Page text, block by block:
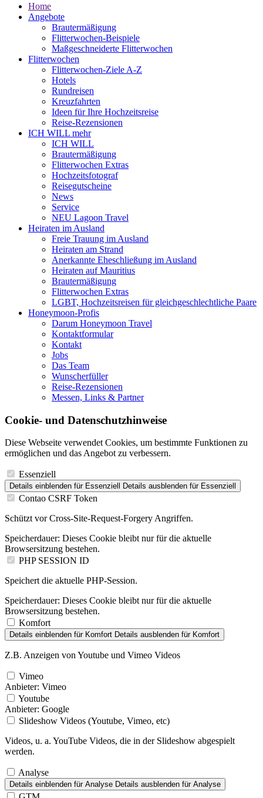
Home
Angebote
Brautermäßigung
Flitterwochen-Beispiele
Maßgeschneiderte Flitterwochen
Flitterwochen
Flitterwochen-Ziele A-Z
Hotels
Rundreisen
Kreuzfahrten
Ideen für Ihre Hochzeitsreise
Reise-Rezensionen
ICH WILL mehr
ICH WILL
Brautermäßigung
Flitterwochen Extras
Hochzeitsfotograf
Reisegutscheine
News
Service
NEU Lagoon Travel
Heiraten im Ausland
Freie Trauung im Ausland
Heiraten am Strand
Anerkannte Eheschließung im Ausland
Heiraten auf Mauritius
Brautermäßigung
Flitterwochen Extras
LGBT, Hochzeitsreisen für gleichgeschlechtliche Paare
Honeymoon-Profis
Darum Honeymoon Travel
Kontaktformular
Kontakt
Jobs
Das Team
Wunscherfüller
Reise-Rezensionen
Messen, Links & Partner
Cookie- und Datenschutzhinweise
Diese Webseite verwendet Cookies, um bestimmte Funktionen zu
ermöglichen und das Angebot zu verbessern.
Essenziell
Details einblenden für Essenziell Details ausblenden für Essenziell
Contao CSRF Token
Schützt vor Cross-Site-Request-Forgery Angriffen.
Speicherdauer: Dieses Cookie bleibt nur für die aktuelle
Browsersitzung bestehen.
PHP SESSION ID
Speichert die aktuelle PHP-Session.
Speicherdauer: Dieses Cookie bleibt nur für die aktuelle
Browsersitzung bestehen.
Komfort
Details einblenden für Komfort Details ausblenden für Komfort
Z.B. Anzeigen von Youtube und Vimeo Videos
Vimeo
Anbieter: Vimeo
Youtube
Anbieter: Google
Slideshow Videos (Youtube, Vimeo, etc)
Videos, u. a. YouTube Videos, die in der Slideshow abgespielt
werden.
Analyse
Details einblenden für Analyse Details ausblenden für Analyse